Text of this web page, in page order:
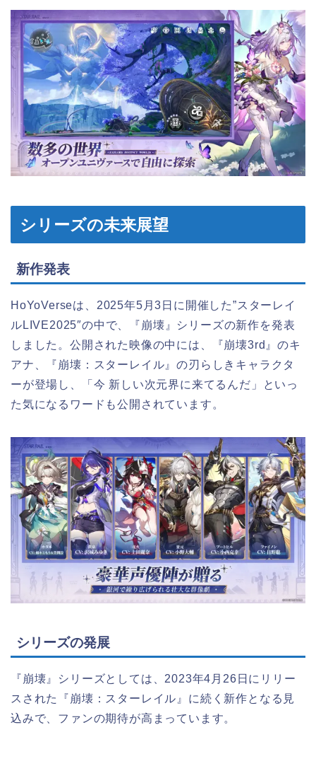
シリーズの未来展望
新作発表
HoYoVerseは、2025年5月3日に開催した”スターレイ
ルLIVE2025″の中で、『崩壊』シリーズの新作を発表
しました。公開された映像の中には、『崩壊3rd』のキ
アナ、『崩壊：スターレイル』の刃らしきキャラクタ
ーが登場し、「今 新しい次元界に来てるんだ」といっ
た気になるワードも公開されています。
シリーズの発展
『崩壊』シリーズとしては、2023年4月26日にリリー
スされた『崩壊：スターレイル』に続く新作となる見
込みで、ファンの期待が高まっています。